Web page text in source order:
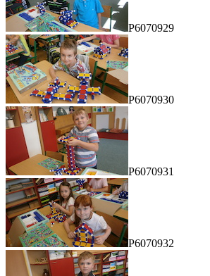
P6070929
P6070930
P6070931
P6070932